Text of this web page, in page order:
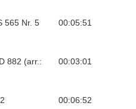
565 Nr. 5
00:05:51
882 (arr.:
00:03:01
00:06:52